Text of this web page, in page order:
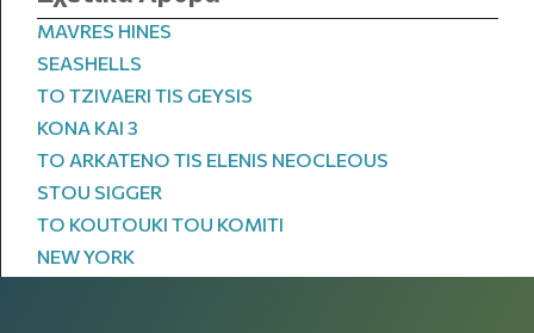
MAVRES HINES
SEASHELLS
TO TZIVAERI TIS GEYSIS
KONA KAI 3
TO ARKATENO TIS ELENIS NEOCLEOUS
STOU SIGGER
TO KOUTOUKI TOU KOMITI
NEW YORK